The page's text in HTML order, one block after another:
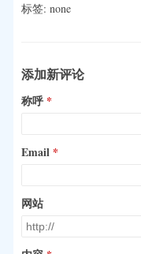
标签: none
添加新评论
称呼
Email
网站